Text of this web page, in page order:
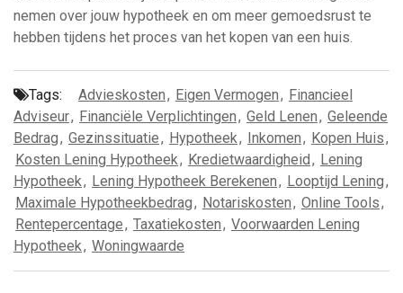
nemen over jouw hypotheek en om meer gemoedsrust te
hebben tijdens het proces van het kopen van een huis.
Tags: Advieskosten, Eigen Vermogen, Financieel
Adviseur, Financiële Verplichtingen, Geld Lenen, Geleende
Bedrag, Gezinssituatie, Hypotheek, Inkomen, Kopen Huis,
Kosten Lening Hypotheek, Kredietwaardigheid, Lening
Hypotheek, Lening Hypotheek Berekenen, Looptijd Lening,
Maximale Hypotheekbedrag, Notariskosten, Online Tools,
Rentepercentage, Taxatiekosten, Voorwaarden Lening
Hypotheek, Woningwaarde